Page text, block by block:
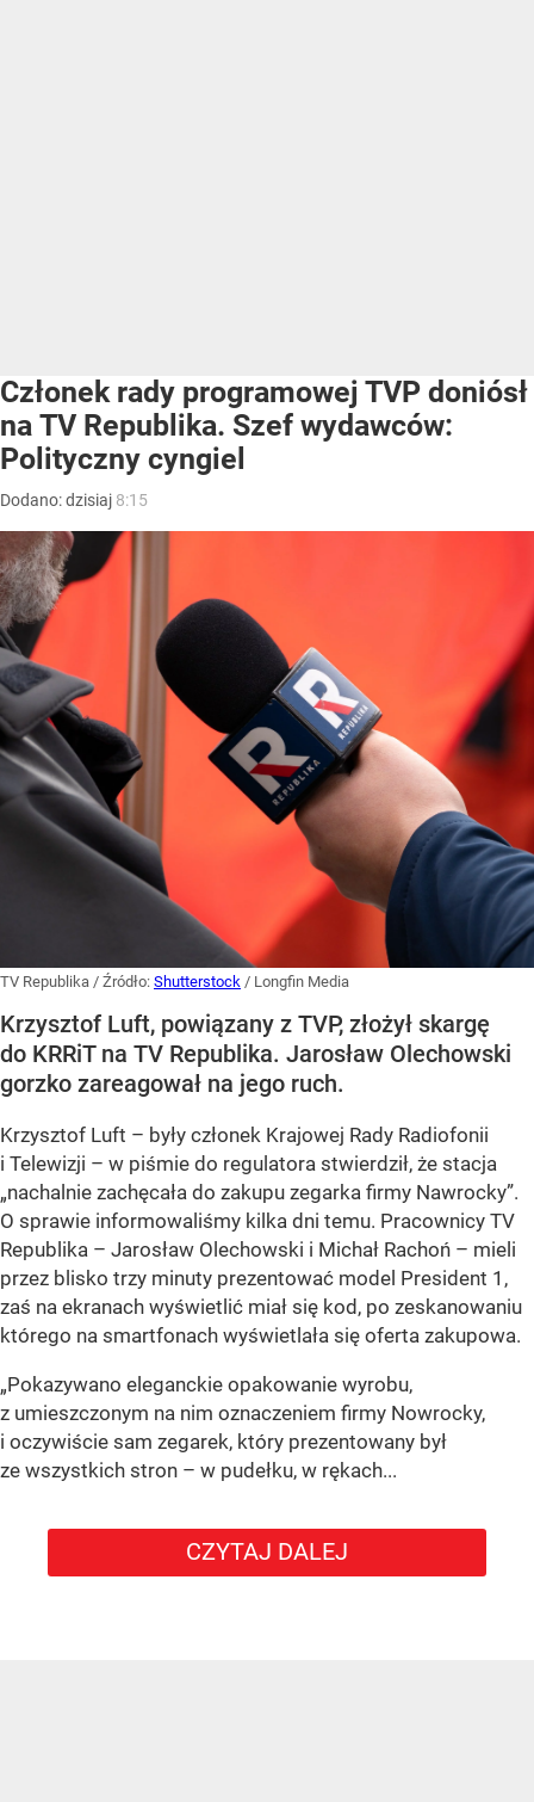
Członek rady programowej TVP doniósł
na TV Republika. Szef wydawców:
Polityczny cyngiel
Dodano:dzisiaj 8:15
TV Republika / Źródło: Shutterstock / Longfin Media
Krzysztof Luft, powiązany z TVP, złożył skargę
do KRRiT na TV Republika. Jarosław Olechowski
gorzko zareagował na jego ruch.
Krzysztof Luft – były członek Krajowej Rady Radiofonii
i Telewizji – w piśmie do regulatora stwierdził, że stacja
„nachalnie zachęcała do zakupu zegarka firmy Nawrocky”.
O sprawie informowaliśmy kilka dni temu. Pracownicy TV
Republika – Jarosław Olechowski i Michał Rachoń – mieli
przez blisko trzy minuty prezentować model President 1,
zaś na ekranach wyświetlić miał się kod, po zeskanowaniu
którego na smartfonach wyświetlała się oferta zakupowa.
„Pokazywano eleganckie opakowanie wyrobu,
z umieszczonym na nim oznaczeniem firmy Nowrocky,
i oczywiście sam zegarek, który prezentowany był
ze wszystkich stron – w pudełku, w rękach...
CZYTAJ DALEJ